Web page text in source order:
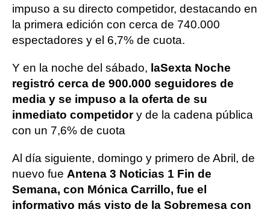
impuso a su directo competidor, destacando en
la primera edición con cerca de 740.000
espectadores y el 6,7% de cuota.
Y en la noche del sábado, laSexta Noche
registró cerca de 900.000 seguidores de
media y se impuso a la oferta de su
inmediato competidory de la cadena pública
con un 7,6% de cuota
Al día siguiente, domingo y primero de Abril, de
nuevo fue Antena 3 Noticias 1 Fin de
Semana, con Mónica Carrillo, fue el
informativo más visto de la Sobremesa con